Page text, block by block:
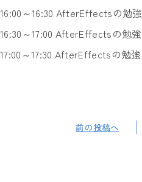
16:00～16:30 AfterEffectsの勉強
16:30～17:00 AfterEffectsの勉強
17:00～17:30 AfterEffectsの勉強
前の投稿へ